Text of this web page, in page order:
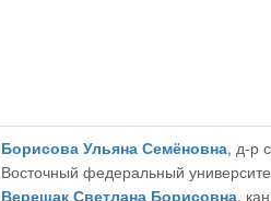
Борисова Ульяна Семёновна, д-р
Восточный федеральный
Верещак Светлана Борисовна,